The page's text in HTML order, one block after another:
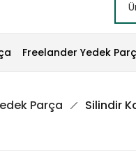
Freelander Yedek
Parça Silindir